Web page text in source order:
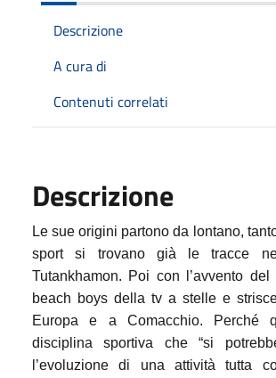
Descrizione
A cura di
Contenuti correlati
Descrizione
Le sue origini partono da lontano,
sport si trovano già le tracce
Tutankhamon. Poi con l’avvento
beach boys della tv a stelle e
Europa e a Comacchio. Perché
disciplina sportiva che “si
l’evoluzione di una attività tutta